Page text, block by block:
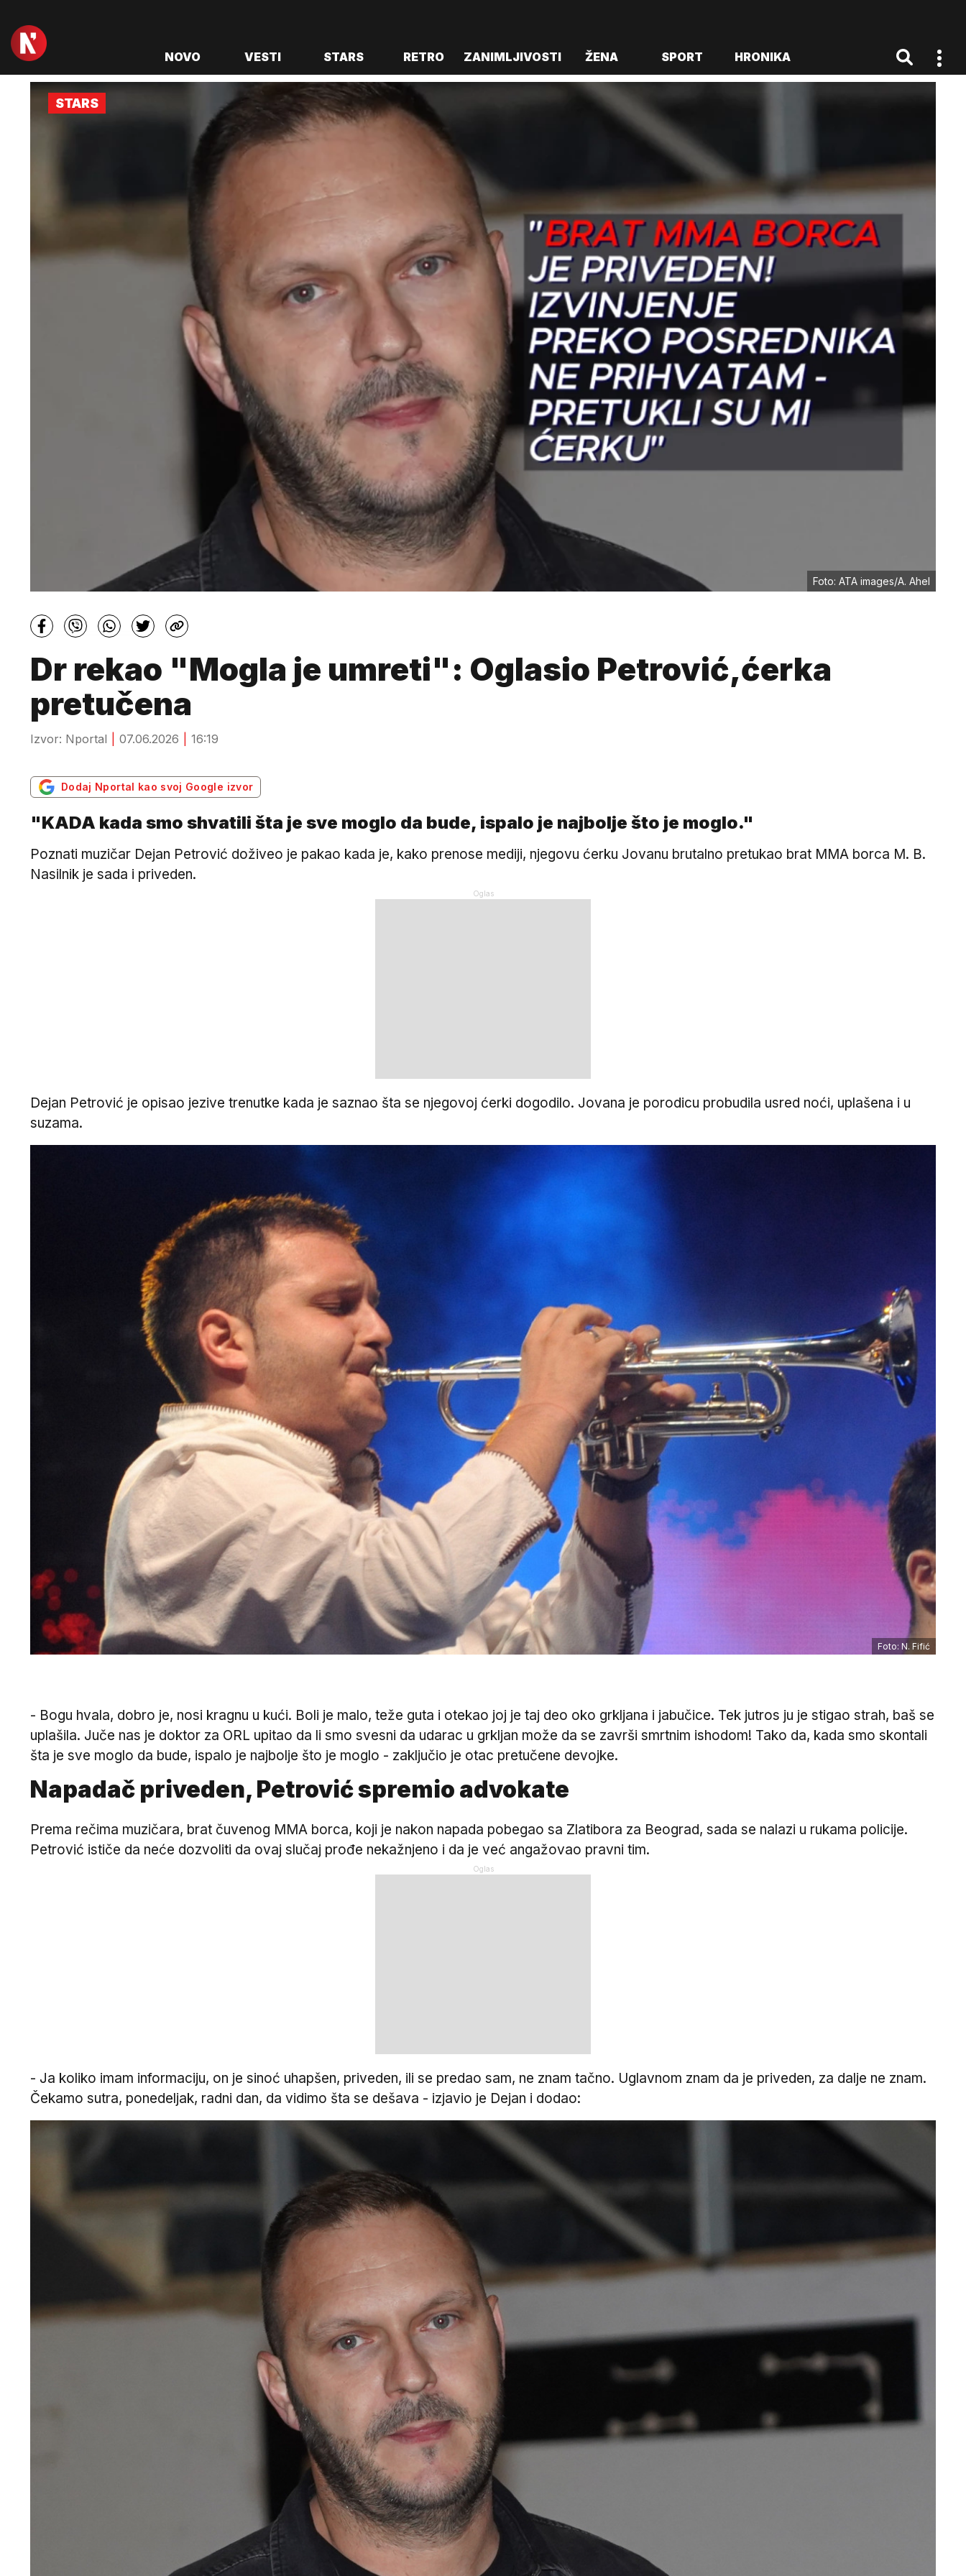
NOVO VESTI STARS RETRO ZANIMLJIVOSTI ŽENA SPORT HRONIKA
Foto: ATA images/A. Ahel
STARS
Dr rekao "Mogla je umreti": Oglasio Petrović,ćerka
pretučena
Izvor: Nportal 07.06.2026 16:19
Dodaj Nportal kao svoj Google izvor
"KADA kada smo shvatili šta je sve moglo da bude, ispalo je najbolje što je moglo."
Poznati muzičar Dejan Petrović doživeo je pakao kada je, kako prenose mediji, njegovu ćerku Jovanu brutalno pretukao brat MMA borca M. B.
Nasilnik je sada i priveden.
Dejan Petrović je opisao jezive trenutke kada je saznao šta se njegovoj ćerki dogodilo. Jovana je porodicu probudila usred noći, uplašena i u
suzama.
Foto: N. Fifić
- Bogu hvala, dobro je, nosi kragnu u kući. Boli je malo, teže guta i otekao joj je taj deo oko grkljana i jabučice. Tek jutros ju je stigao strah, baš se
uplašila. Juče nas je doktor za ORL upitao da li smo svesni da udarac u grkljan može da se završi smrtnim ishodom! Tako da, kada smo skontali
šta je sve moglo da bude, ispalo je najbolje što je moglo - zaključio je otac pretučene devojke.
Napadač priveden, Petrović spremio advokate
Prema rečima muzičara, brat čuvenog MMA borca, koji je nakon napada pobegao sa Zlatibora za Beograd, sada se nalazi u rukama policije.
Petrović ističe da neće dozvoliti da ovaj slučaj prođe nekažnjeno i da je već angažovao pravni tim.
- Ja koliko imam informaciju, on je sinoć uhapšen, priveden, ili se predao sam, ne znam tačno. Uglavnom znam da je priveden, za dalje ne znam.
Čekamo sutra, ponedeljak, radni dan, da vidimo šta se dešava - izjavio je Dejan i dodao: